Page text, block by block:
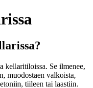
kellaritiloissa. Se ilmenee,
muodostaen valkoista,
tiileen tai laastiin.